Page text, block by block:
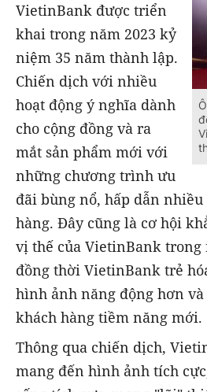
VietinBank được triển
khai trong năm 2023 kỷ
niệm 35 năm thành lập.
Chiến dịch với nhiều
hoạt động ý nghĩa dành
cho cộng đồng và ra
mắt sản phẩm mới với
những chương trình ưu
đãi bùng nổ, hấp dẫn
hàng. Đây cũng là cơ hội
vị thế của VietinBank trong
đồng thời VietinBank trẻ
hình ảnh năng động hơn
khách hàng tiềm năng mới.
Thông qua chiến dịch,
mang đến hình ảnh tích